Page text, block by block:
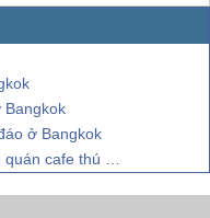
Bangkok
ở Bangkok
này ở Bangkok